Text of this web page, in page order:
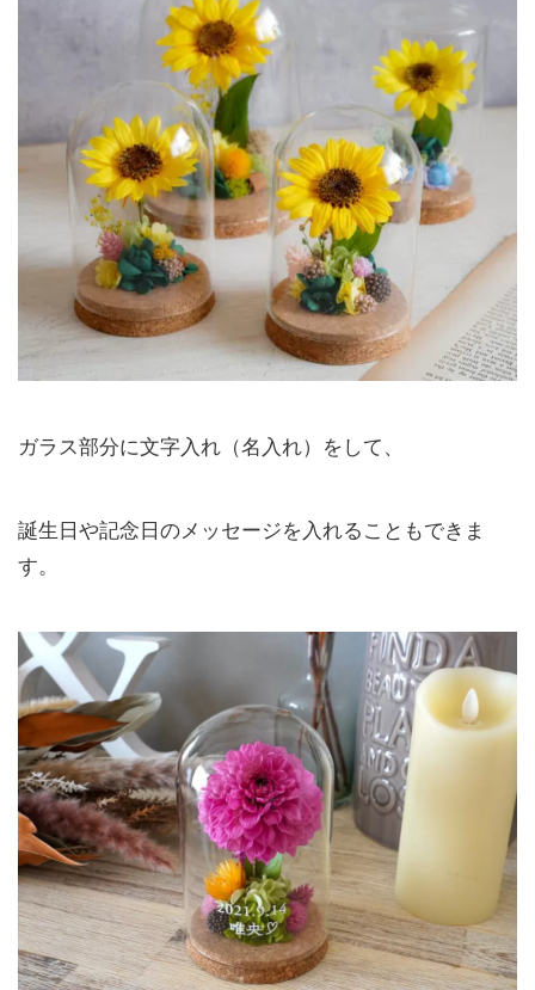
ガラス部分に文字入れ（名入れ）をして、
誕生日や記念日のメッセージを入れることもできま
す。